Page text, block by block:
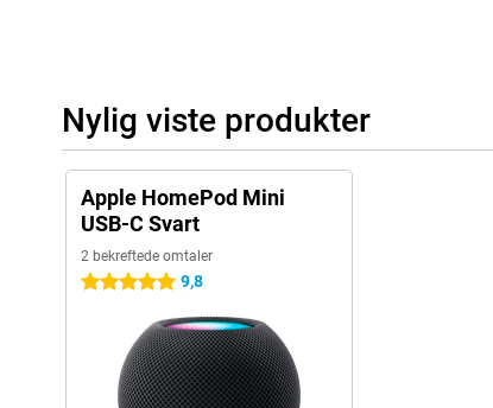
Nylig viste produkter
Apple HomePod Mini
USB-C Svart
2 bekreftede omtaler
5 stjerner 9,8